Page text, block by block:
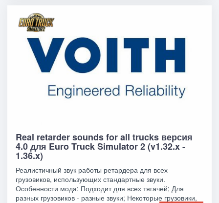
Real retarder sounds for all trucks версия
4.0 для Euro Truck Simulator 2 (v1.32.x -
1.36.x)
Реалистичный звук работы ретардера для всех
грузовиков, использующих стандартные звуки.
Особенности мода: Подходит для всех тягачей; Для
разных грузовиков - разные звуки; Некоторые грузовики,